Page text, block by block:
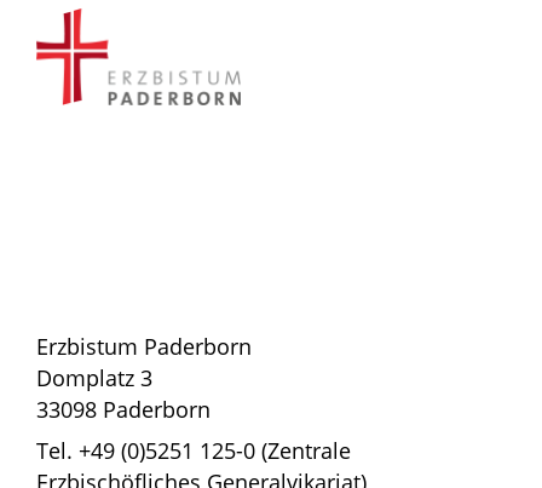
Erzbistum Paderborn
Domplatz 3
33098 Paderborn
Tel. +49 (0)5251 125-0 (Zentrale
Erzbischöfliches Generalvikariat)